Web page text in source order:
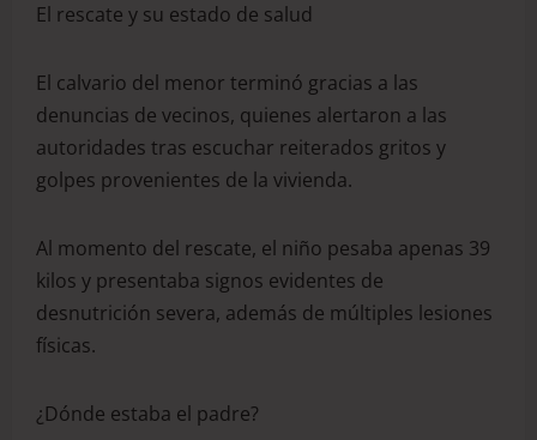
El rescate y su estado de salud
El calvario del menor terminó gracias a las
denuncias de vecinos, quienes alertaron a las
autoridades tras escuchar reiterados gritos y
golpes provenientes de la vivienda.
Al momento del rescate, el niño pesaba apenas 39
kilos y presentaba signos evidentes de
desnutrición severa, además de múltiples lesiones
físicas.
¿Dónde estaba el padre?